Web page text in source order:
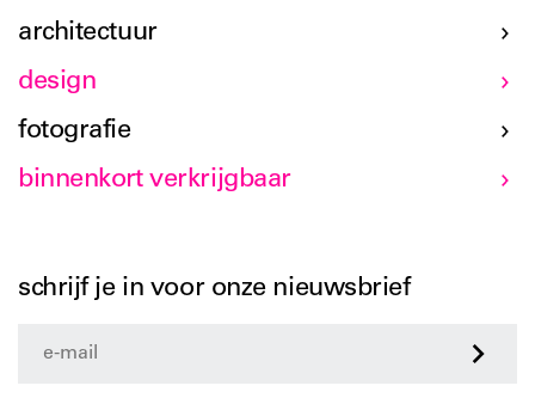
architectuur
design
fotografie
binnenkort verkrijgbaar
schrijf je in voor onze nieuwsbrief